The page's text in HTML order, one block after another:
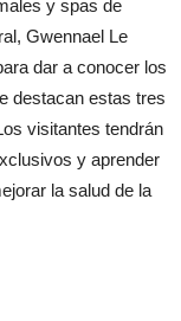
y spas de
Gwennael Le
dar a conocer los
destacan estas tres
visitantes tendrán
y aprender
la salud de la